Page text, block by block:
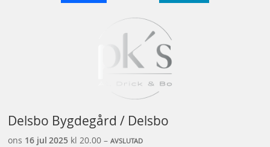
Delsbo Bygdegård / Delsbo
ons 16 jul2025kl 20.00 – AVSLUTAD